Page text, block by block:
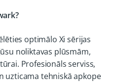
optimālo Xi sērijas
noliktavas plūsmām,
Profesionāls serviss,
uzticama tehniskā apkope